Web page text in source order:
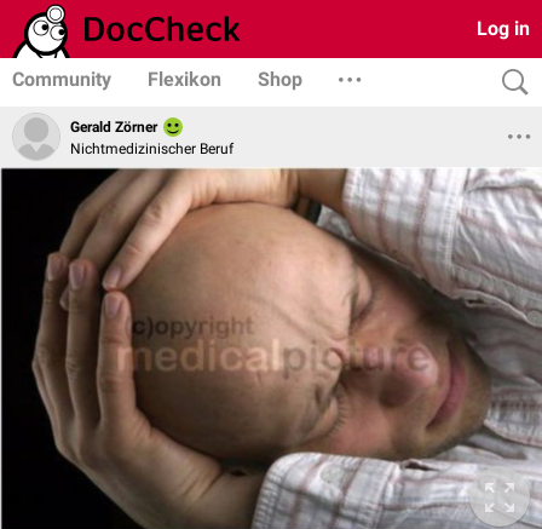
Log in
Community Flexikon Shop
Gerald Zörner
Nichtmedizinischer Beruf